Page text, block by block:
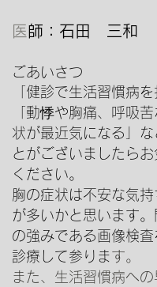
医 師：石田 三和
​ごあいさつ
「健診で生活習慣病を
「動悸や胸痛、呼吸
状が最近気になる」な
とがございましたら
ください。
胸の症状は不安な気持
が多いかと思います
の強みである画像検
診療して参ります。
また、生活習慣病へ